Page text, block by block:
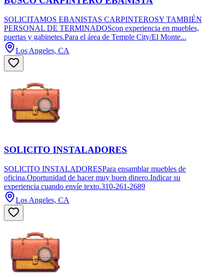
SOLICITAMOS EBANISTAS CARPINTEROSY TAMBIÉN
PERSONAL DE TERMINADOScon experiencia en muebles,
puertas y gabinetes.Para el área de Temple City/El Monte...
Los Angeles, CA
SOLICITO INSTALADORES
SOLICITO INSTALADORESPara ensamblar muebles de
oficina.Oportunidad de hacer muy buen dinero.Indicar su
experiencia cuando envíe texto.310-261-2689
Los Angeles, CA